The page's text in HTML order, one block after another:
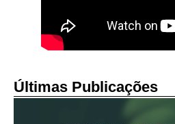
Últimas Publicações